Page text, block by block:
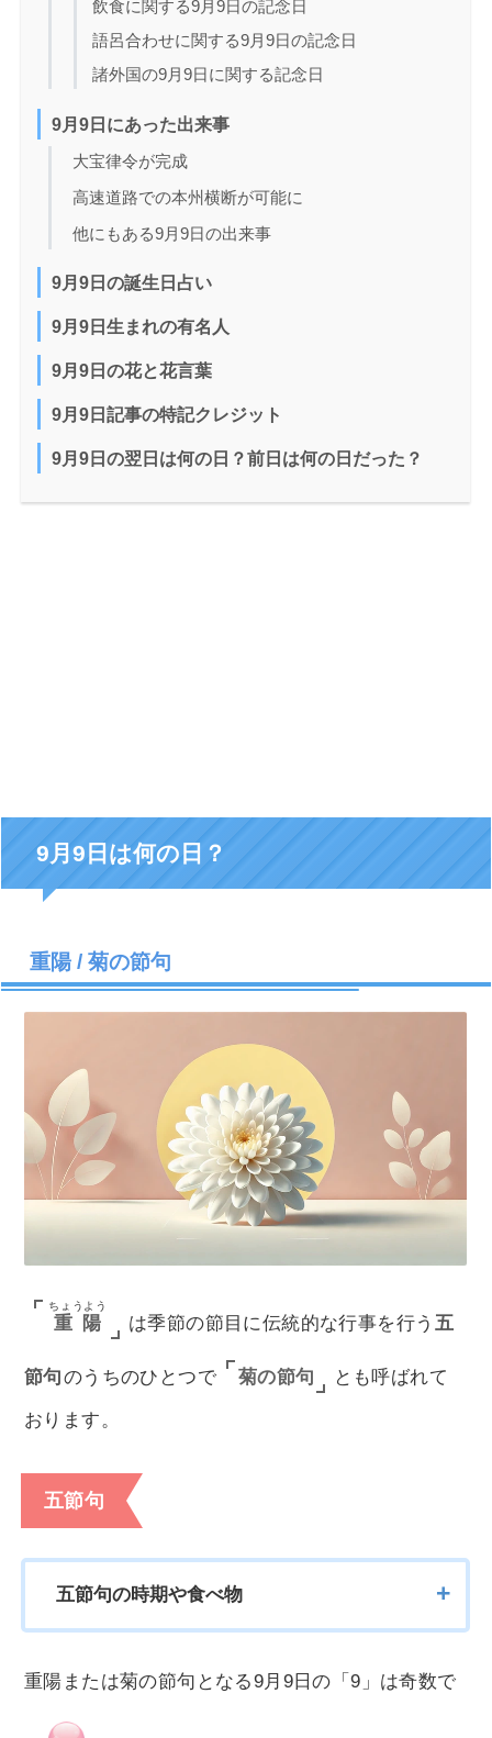
飲食に関する9月9日の記念日
語呂合わせに関する9月9日の記念日
諸外国の9月9日に関する記念日
9月9日にあった出来事
大宝律令が完成
高速道路での本州横断が可能に
他にもある9月9日の出来事
9月9日の誕生日占い
9月9日生まれの有名人
9月9日の花と花言葉
9月9日記事の特記クレジット
9月9日の翌日は何の日？前日は何の日だった？
9月9日は何の日？
重陽 / 菊の節句
重陽
ちょうよう
は季節の節目に伝統的な行事を行う 五
節句のうちのひとつで 菊の節句 とも呼ばれて
おります。
五節句
五節句の時期や食べ物
じんじつ
重陽または菊の節句となる9月9日の「9」は奇数で